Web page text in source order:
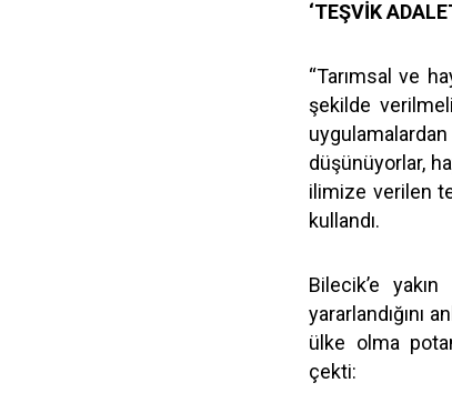
‘TEŞVİK
“Tarımsal ve
şekilde
düşünüyorlar,
ilimize verilen
kullandı.
Bilecik’e
yararlandığını
ülke olma
çekti: